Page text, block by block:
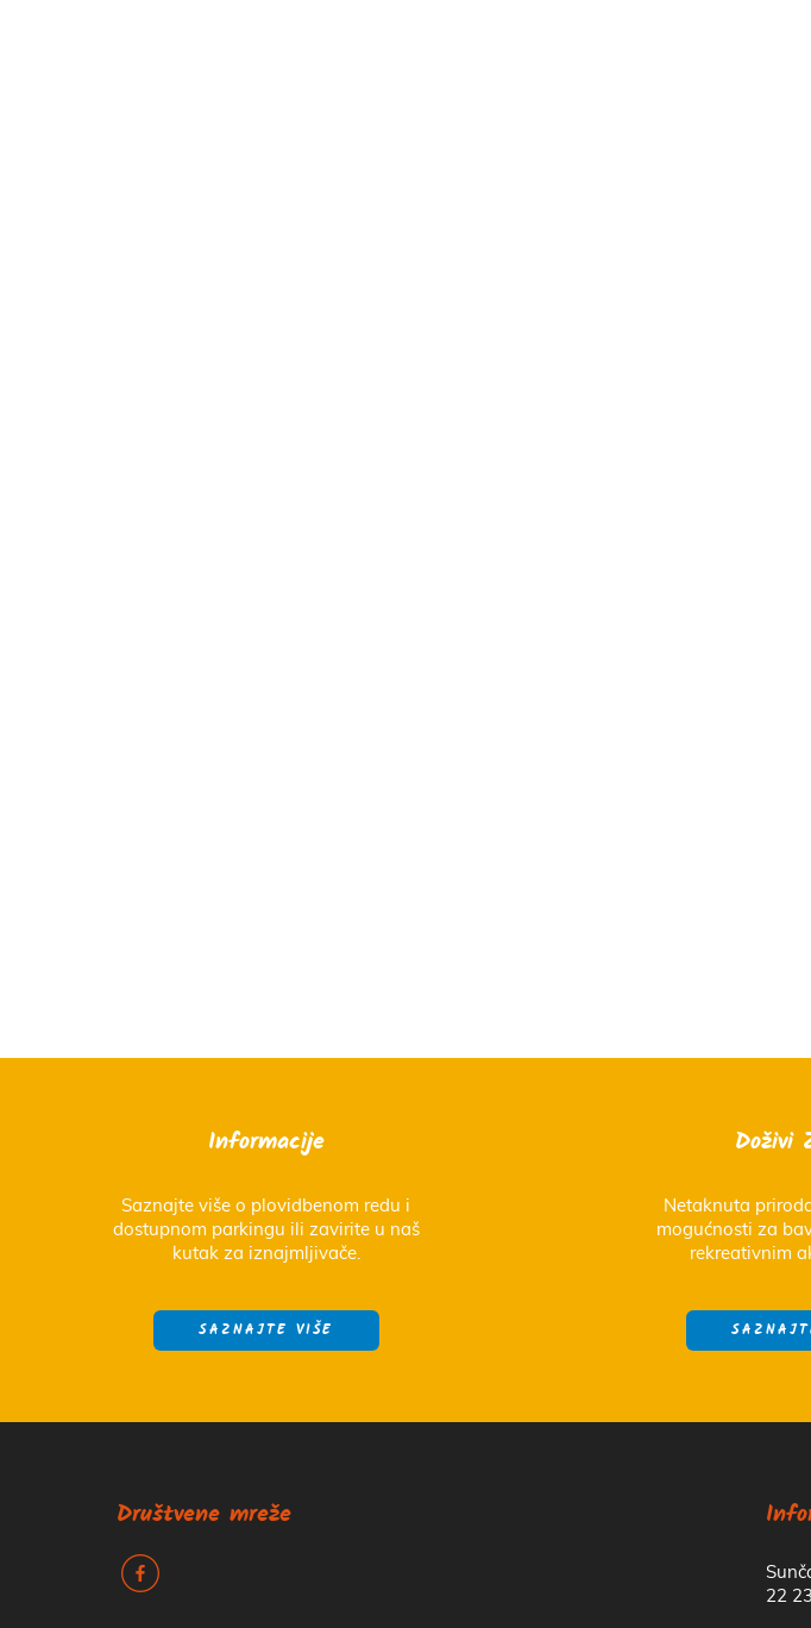
Informacije
Saznajte više o plovidbenom redu i
dostupnom parkingu ili zavirite u naš
kutak za iznajmljivače.
SAZNAJTE VIŠE
Doživi
Netaknuta
mogućnosti za
rekreativnim
Društvene mreže
k
22